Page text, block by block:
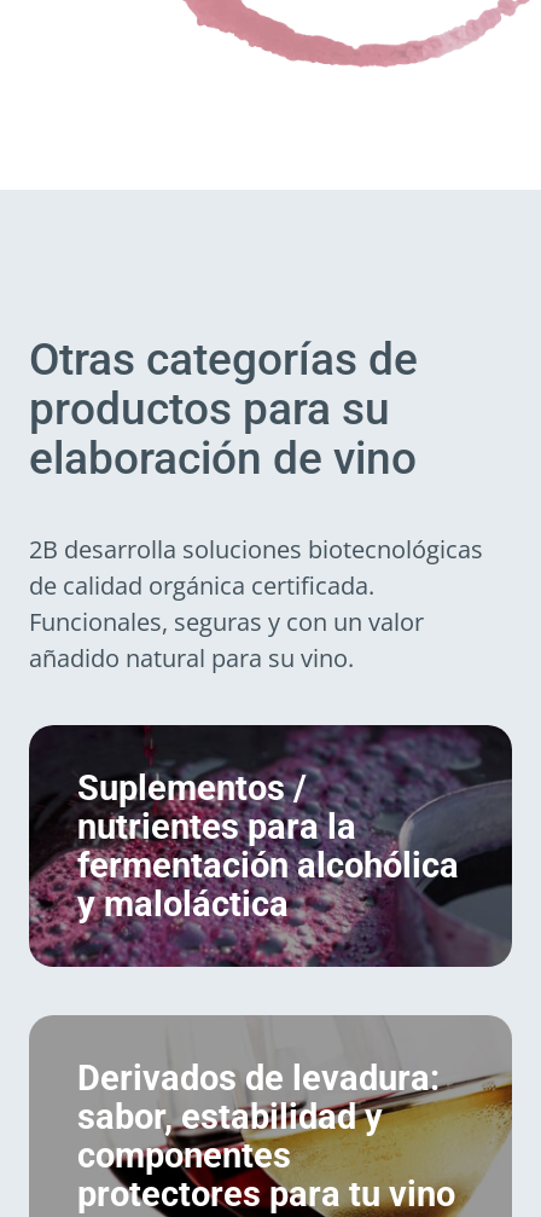
Otras categorías de
productos para su
elaboración de vino
2B desarrolla soluciones biotecnológicas
de calidad orgánica certificada.
Funcionales, seguras y con un valor
añadido natural para su vino.
Suplementos /
nutrientes para la
fermentación alcohólica
y maloláctica
Derivados de levadura:
sabor, estabilidad y
componentes
protectores para tu vino